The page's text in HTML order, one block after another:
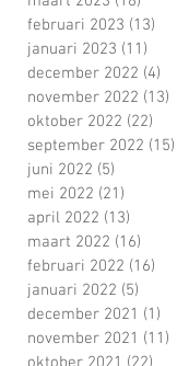
februari 2023 (13)
januari 2023 (11)
december 2022 (4)
november 2022 (13)
oktober 2022 (22)
september 2022 (15)
juni 2022 (5)
mei 2022 (21)
april 2022 (13)
maart 2022 (16)
februari 2022 (16)
januari 2022 (5)
december 2021 (1)
november 2021 (11)